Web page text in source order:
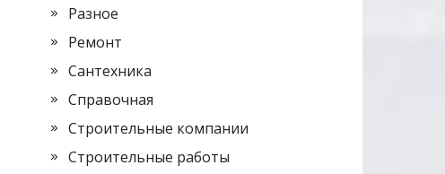
Разное
Ремонт
Сантехника
Справочная
Строительные компании
Строительные работы